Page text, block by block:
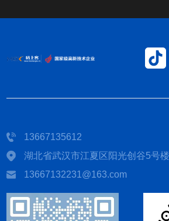
13667135612
湖北省武汉市江夏区阳光创谷5号
13667132231@163.com